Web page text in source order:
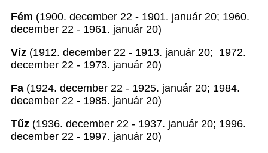
Fém (1900. december 22 - 1901. január 20; 1960.
december 22 - 1961. január 20)
Víz (1912. december 22 - 1913. január 20; 1972.
december 22 - 1973. január 20)
Fa (1924. december 22 - 1925. január 20; 1984.
december 22 - 1985. január 20)
Tűz (1936. december 22 - 1937. január 20; 1996.
december 22 - 1997. január 20)